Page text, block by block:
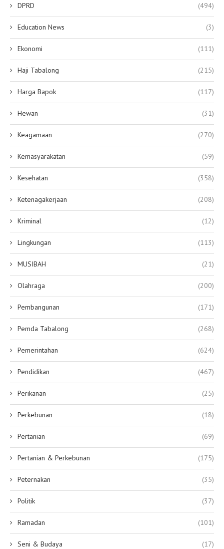
DPRD (494)
Education News (3)
Ekonomi (111)
Haji Tabalong (215)
Harga Bapok (117)
Hewan (31)
Keagamaan (270)
Kemasyarakatan (59)
Kesehatan (358)
Ketenagakerjaan (208)
Kriminal (12)
Lingkungan (113)
MUSIBAH (21)
Olahraga (200)
Pembangunan (171)
Pemda Tabalong (268)
Pemerintahan (624)
Pendidikan (467)
Perikanan (25)
Perkebunan (18)
Pertanian (69)
Pertanian & Perkebunan (175)
Peternakan (35)
Politik (37)
Ramadan (101)
Seni & Budaya (17)